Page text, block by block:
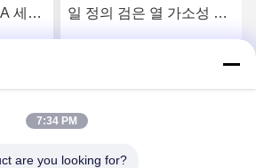
세척
으세요
일 정의 검은 열 가소성 폴
7:34 PM
are you looking for?